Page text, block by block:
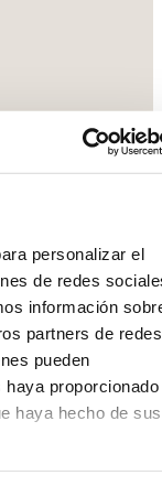
personalizar el
de redes
información
partners de redes
pueden
proporcionado
haya hecho de sus